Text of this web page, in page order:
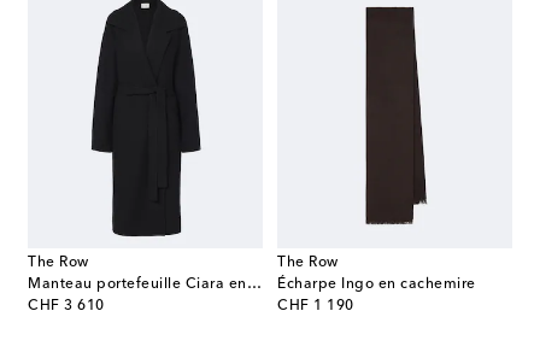
The Row
Manteau portefeuille Ciara en laine et cachemire
CHF 3 610
original price
The Row
Écharpe Ingo en cachemire
CHF 1 190
original price